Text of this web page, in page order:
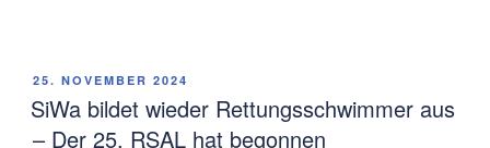
VERÖFFENTLICHT
AM
25. NOVEMBER 2024
SiWa bildet wieder Rettungsschwimmer aus
– Der 25. RSAL hat begonnen